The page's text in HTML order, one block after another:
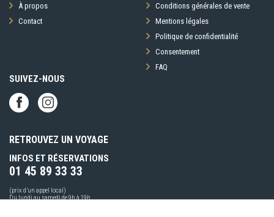
À propos
Contact
Conditions générales de vente
Mentions légales
Politique de confidentialité
Consentement
FAQ
SUIVEZ-NOUS
RETROUVEZ UN VOYAGE
INFOS ET RÉSERVATIONS
01 45 89 33 33
(prix d’un appel local)
Du lundi au samedi de 9h à 19h